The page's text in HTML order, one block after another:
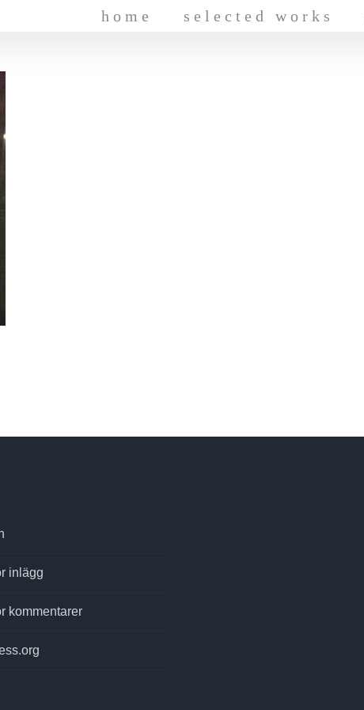
home selected works
inlägg
kommentarer